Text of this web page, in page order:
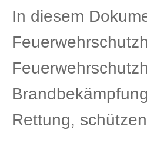
In diesem
Rettung,